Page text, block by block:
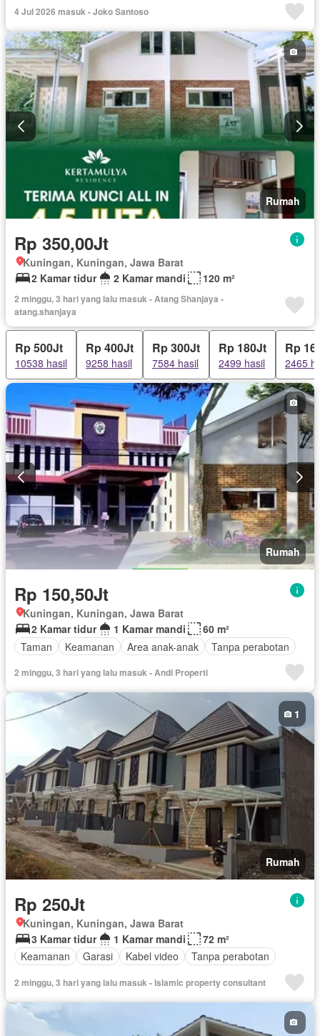
4 Jul 2026 masuk - Joko Santoso
Rumah
Rp 350,00Jt
Kuningan, Kuningan, Jawa Barat
2 Kamar tidur
2 Kamar mandi 120 m²
2 minggu, 3 hari yang lalu masuk - Atang Shanjaya -
atang.shanjaya
Rp 500Jt
10538 hasil
Rp 400Jt
9258 hasil
Rp 300Jt
7584 hasil
Rp 180Jt
2499 hasil
Rp
2465
Rumah
Rp 150,50Jt
Kuningan, Kuningan, Jawa Barat
2 Kamar tidur
1 Kamar mandi
60 m²
Taman
Keamanan Area anak-anak Tanpa perabotan
2 minggu, 3 hari yang lalu masuk - Andi Properti
Rumah
1
Rp 250Jt
Kuningan, Kuningan, Jawa Barat
3 Kamar tidur
1 Kamar mandi
72 m²
Keamanan
Garasi Kabel video Tanpa perabotan
2 minggu, 3 hari yang lalu masuk - Islamic property consultant